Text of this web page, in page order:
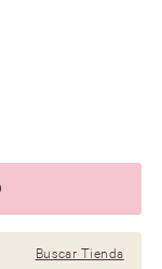
Buscar Tienda